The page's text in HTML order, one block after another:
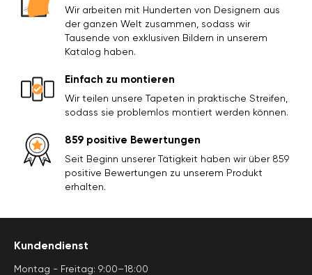
Wir arbeiten mit Hunderten von Designern aus
der ganzen Welt zusammen, sodass wir
Tausende von exklusiven Bildern in unserem
Katalog haben.
Einfach zu montieren
Wir teilen unsere Tapeten in praktische Streifen,
sodass sie problemlos montiert werden können.
859 positive Bewertungen
Seit Beginn unserer Tätigkeit haben wir über 859
positive Bewertungen zu unserem Produkt
erhalten.
Kundendienst
Montag - Freitag: 9:00–18:00